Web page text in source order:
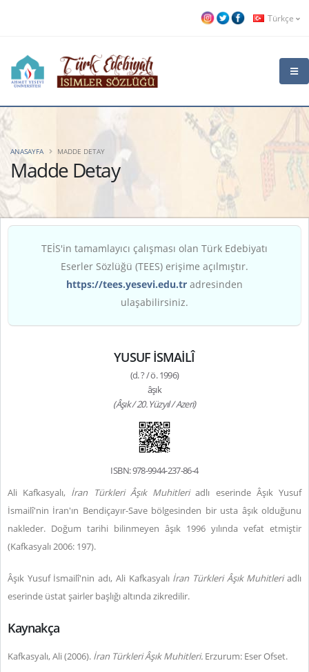
Türkçe
Madde Detay
ANASAYFA MADDE DETAY
TEİS'in tamamlayıcı çalışması olan Türk Edebiyatı
Eserler Sözlüğü (TEES) erişime açılmıştır.
https://tees.yesevi.edu.tr adresinden
ulaşabilirsiniz.
YUSUF İSMAİLÎ
(d. ? / ö. 1996)
âşık
(Âşık / 20. Yüzyıl / Azeri)
ISBN: 978-9944-237-86-4
Ali Kafkasyalı, İran Türkleri Âşık Muhitleriadlı eserinde Âşık Yusuf
İsmailî'nin İran'ın Bendiçayır-Save bölgesinden bir usta âşık olduğunu
nakleder. Doğum tarihi bilinmeyen âşık 1996 yılında vefat etmiştir
(Kafkasyalı 2006: 197).
Âşık Yusuf İsmailî'nin adı, Ali Kafkasyalı İran Türkleri Âşık Muhitleriadlı
eserinde üstat şairler başlığı altında zikredilir.
Kaynakça
Kafkasyalı, Ali (2006). İran Türkleri Âşık Muhitleri. Erzurum: Eser Ofset.